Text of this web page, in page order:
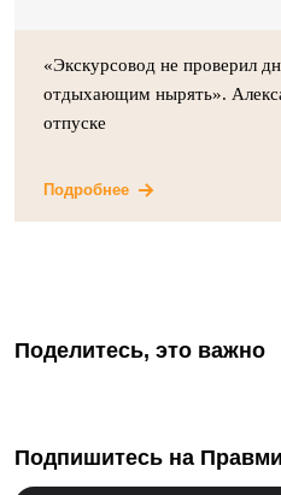
«Экскурсовод не проверил
отдыхающим нырять».
отпуске
Подробнее
Поделитесь, это важно
Подпишитесь на